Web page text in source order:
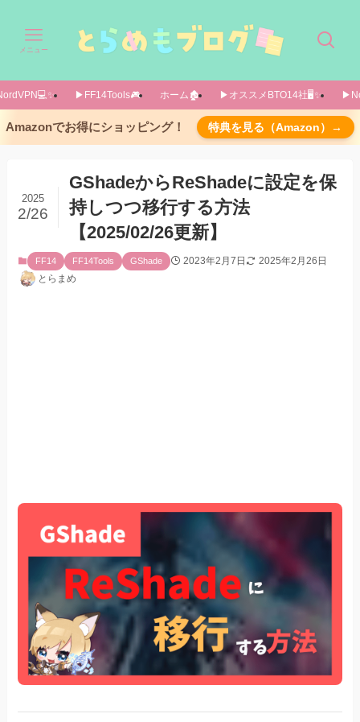
メニュー
▶FF14Tools🎮️ ホーム🏚️ ▶オススメBTO14社🖥️✨️
Amazonでお得にショッピング！ 特典を見る（Amazon）→
GShadeからReShadeに設定を保
持しつつ移行する方法
【2025/02/26更新】
2025
2/26
FF14 FF14Tools GShade 2023年2月7日
2025年2月26日
とらまめ
前置き
【2023/02/08追記】参考になるnoteがありまし
【2023/02/08追記】また別のガイドがありまし
た
移行する理由
によるページ
【上級者向け】GShadeが壊れる前のバージョ
ンを導入する（作者が怒ってたやつ）
0. Gshadeはまだアンインストールしない。
アンインストールするのは最後
1. ffxiv_dx11.exeの場所を特定します
デフォルトであれば「C:\Program Files
(x86)\SquareEnix\FINAL FANTASY XIV – A
Realm Reborn\game」
game\gshade-presetsフォルダをバックアップし